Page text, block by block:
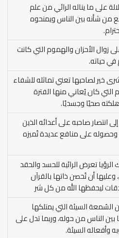
على ما يناله الرائي من علم
من شأنه بين الناس ويمنحوه
زوال الأحزان والهموم التي كانت
في حياته.
خير لصاحبها تعني تماثله للشفاء
التي كان يُعاني منها الفترة
صحيًا وجسديًا.
انتصار صاحبه على أعدائه الذين
وحصوله على منافع عديدة تُميزه
تعرض الرائية للحسد والحقد
وعليها أن تُحصن ذاتها بالقرآن
ليحفظها الله من كل شر
السُمعة السيئة التي يمتلكها
بين الناس من حوله، وربما تدل على
وأفعاله السيئة.